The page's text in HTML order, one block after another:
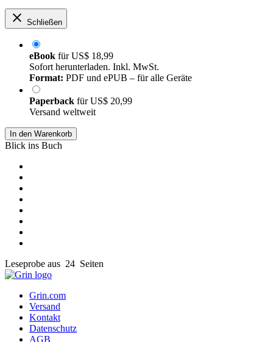
Schließen
eBook fürUS$ 18,99
Sofort herunterladen. Inkl. MwSt.
Format: PDF und ePUB – für alle Geräte
Paperback fürUS$ 20,99
Versand weltweit
In den Warenkorb
Blick ins Buch
Leseprobe aus 24 Seiten
Grin.com
Versand
Kontakt
Datenschutz
AGB